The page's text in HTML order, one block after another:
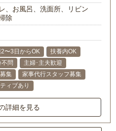
、お風呂、洗面所、リビン
除
2〜3日からOK
扶養内OK
不問
主婦･主夫歓迎
集
家事代行スタッフ募集
ィブあり
詳細を見る